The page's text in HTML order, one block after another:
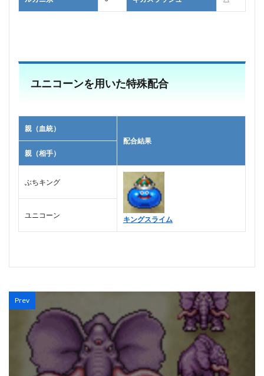
ユニコーンを用いた特殊配合
親（血統）
配合結果
親（相手）
ぶちキング
キングスライム
ユニコーン
Prev